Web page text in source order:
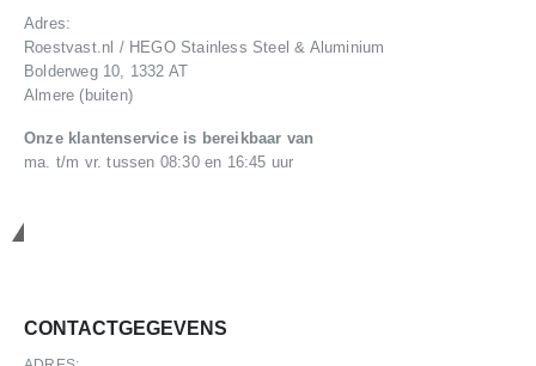
Adres:
Roestvast.nl / HEGO Stainless Steel & Aluminium
Bolderweg 10, 1332 AT
Almere (buiten)
Onze klantenservice is bereikbaar van
ma. t/m vr. tussen 08:30 en 16:45 uur
CONTACTGEGEVENS